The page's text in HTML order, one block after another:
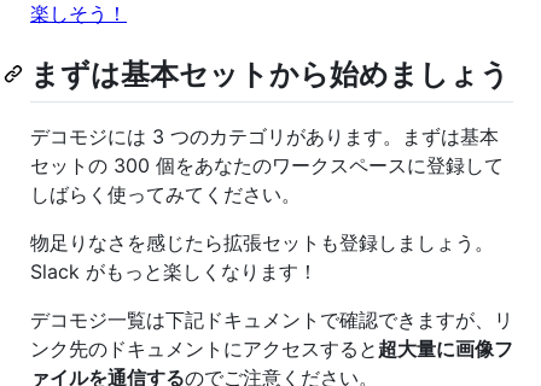
まずは基本セットから始めましょう
デコモジには 3 つのカテゴリがあります。まずは基本
セットの 300 個をあなたのワークスペースに登録して
しばらく使ってみてください。
物足りなさを感じたら拡張セットも登録しましょう。
Slack がもっと楽しくなります！
デコモジ一覧は下記ドキュメントで確認できますが、リ
ンク先のドキュメントにアクセスすると 超大量に画像フ
ァイルを通信するのでご注意ください。